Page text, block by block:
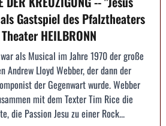
Gastspiel des Pfalztheaters
HEILBRONN
als Musical im Jahre 1970 der große
Andrew Lloyd Webber, der dann der
der Gegenwart wurde. Webber
mit dem Texter Tim Rice die
die Passion Jesu zu einer Rock...